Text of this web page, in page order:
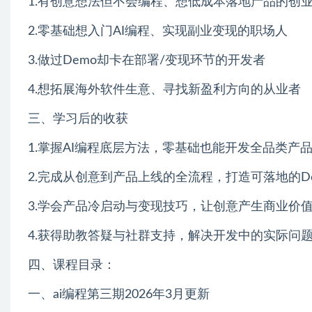
2.零基础想入门AI编程、实现副业变现的职场人
3.做过Demo却卡在部署/变现环节的开发者
4.想拓展海外软件生意、寻找新盈利方向的从业者
三、学习后的收获
1.掌握AI编程底层方法，零基础也能开发全品类产品
2.完成从创意到产品上线的全流程，打造可落地的
3.学会产品冷启动与变现技巧，让创意产生商业价
4.获得助教答疑与社群支持，解决开发中的实际问
四、课程目录：
一、ai编程第三期2026年3月更新